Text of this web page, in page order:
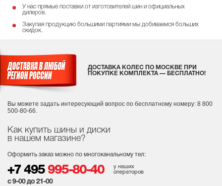
У нас прямые поставки от изготовителей шин и официальных
дилеров.
Закупая продукцию большими партиями мы добиваемся больших
скидок.
Как купить шины и диски
в нашем магазине?
Оформить заказ можно по многоканальному тел:
+7 495 995-80-40
у наших
операторов
с 9-00 до 21-00
ДОСТАВКА КОЛЕС ПО МОСКВЕ ПРИ
ПОКУПКЕ КОМПЛЕКТА — БЕСПЛАТНО!
Вы можете задать интересующий вопрос по бесплатному номеру: 8 800
500-80-66.